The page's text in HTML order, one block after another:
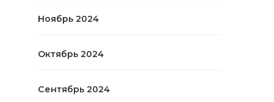
Ноябрь 2024
Октябрь 2024
Сентябрь 2024